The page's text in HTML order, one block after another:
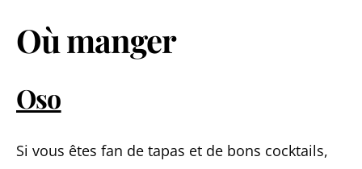
Où manger
Oso
Si vous êtes fan de tapas et de bons cocktails,